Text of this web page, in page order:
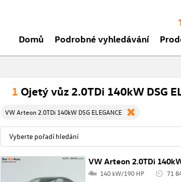
Domů Podrobné vyhledávání
1 Ojetý vůz 2.0TDi 140kW DSG
VW Arteon 2.0TDi 140kW DSG ELEGANCE
VW Arteon 2.0TDi
140 kW/190 HP 71